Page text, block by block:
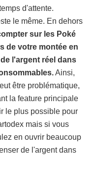
d'attente.
le même. En dehors
sur les Poké
de votre montée en
l'argent réel dans
Ainsi,
être problématique,
la feature principale
le plus possible pour
mais si vous
en ouvrir beaucoup
de l'argent dans